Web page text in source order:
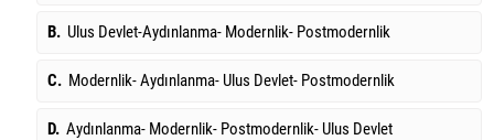
B. Ulus Devlet-Aydınlanma- Modernlik- Postmodernlik
C. Modernlik- Aydınlanma- Ulus Devlet- Postmodernlik
D. Aydınlanma- Modernlik- Postmodernlik- Ulus Devlet